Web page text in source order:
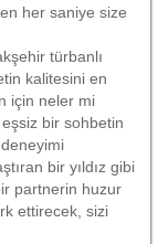
her saniye size
türbanlı
kalitesini en
için neler mi
bir sohbetin
deneyimi
bir yıldız gibi
partnerin huzur
ettirecek, sizi